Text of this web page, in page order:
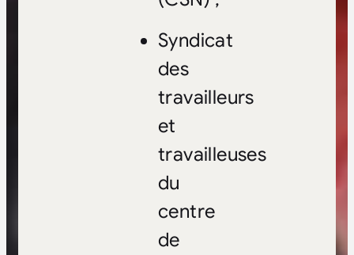
Syndicat
des
travailleurs
et
travailleuses
du
centre
de